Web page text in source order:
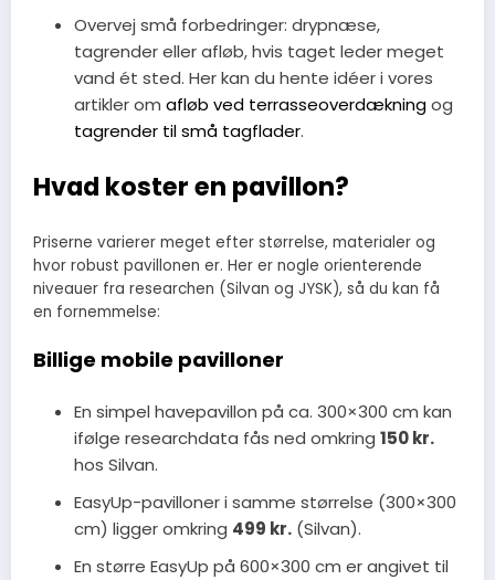
Overvej små forbedringer: drypnæse,
tagrender eller afløb, hvis taget leder meget
vand ét sted. Her kan du hente idéer i vores
artikler om afløb ved terrasseoverdækningog
tagrender til små tagflader.
Hvad koster en pavillon?
Priserne varierer meget efter størrelse, materialer og
hvor robust pavillonen er. Her er nogle orienterende
niveauer fra researchen (Silvan og JYSK), så du kan få
en fornemmelse:
Billige mobile pavilloner
En simpel havepavillon på ca. 300×300 cm kan
ifølge researchdata fås ned omkring 150 kr.
hos Silvan.
EasyUp-pavilloner i samme størrelse (300×300
cm) ligger omkring 499 kr.(Silvan).
En større EasyUp på 600×300 cm er angivet til